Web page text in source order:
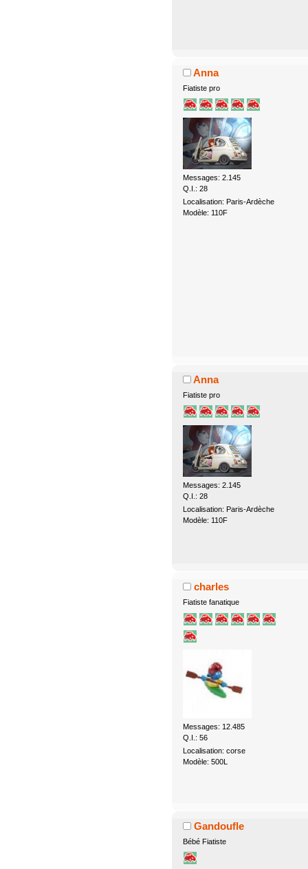
Anna
Fiatiste pro
Messages: 2.145
Q.I.: 28
Localisation: Paris-Ardèche
Modèle: 110F
Anna
Fiatiste pro
Messages: 2.145
Q.I.: 28
Localisation: Paris-Ardèche
Modèle: 110F
charles
Fiatiste fanatique
Messages: 12.485
Q.I.: 56
Localisation: corse
Modèle: 500L
Gandoufle
Bébé Fiatiste